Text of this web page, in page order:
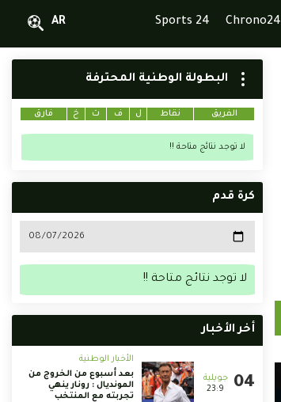
Chrono24
Sports 24
AR
البطولة الوطنية المحترفة
الفريق نقاط ل ف ت خ فارق
لا توجد نتائج متاحة !!
كرة قدم
لا توجد نتائج متاحة !!
أخر الأخبار
23:9
الأخبار الوطنية
بعد أسبوع من الخروج من
المونديال : رونار ينهي
تجربته مع المنتخب